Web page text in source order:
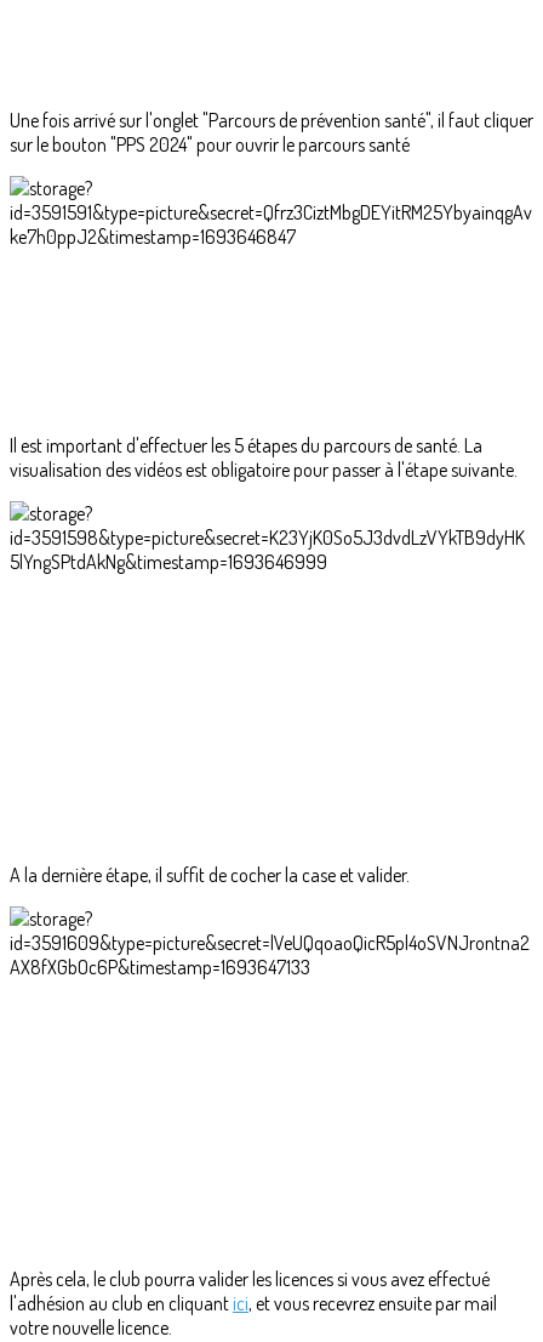
Une fois arrivé sur l'onglet "Parcours de prévention santé", il faut cliquer
sur le bouton "PPS 2024" pour ouvrir le parcours santé
Il est important d'effectuer les 5 étapes du parcours de santé. La
visualisation des vidéos est obligatoire pour passer à l'étape suivante.
A la dernière étape, il suffit de cocher la case et valider.
Après cela, le club pourra valider les licences si vous avez effectué
l'adhésion au club en cliquant ici, et vous recevrez ensuite par mail
votre nouvelle licence.